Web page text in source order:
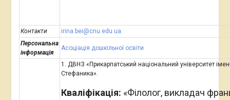
Контакти
irina.bei@cnu.edu.ua
Персональна
інформація
Асоціація дошкільної освіти
1. ДВНЗ «Прикарпатський національний університет
Стефаника».
Кваліфікація: «Філолог, викладач